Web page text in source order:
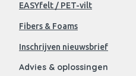
EASYfelt / PET-vilt
Fibers & Foams
Inschrijven nieuwsbrief
Advies & oplossingen